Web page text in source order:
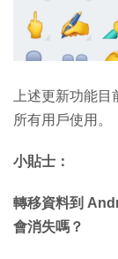
上述更新功能
所有用戶使用。
小貼士：
轉移資料到
會消失嗎？